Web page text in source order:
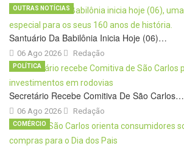
Santuário Da Babilônia Inicia Hoje (06)…
06 Ago 2026
OUTRAS NOTÍCIAS
Redação
Secretário Recebe Comitiva De São Carlos…
06 Ago 2026
POLÍTICA
Redação
COMÉRCIO